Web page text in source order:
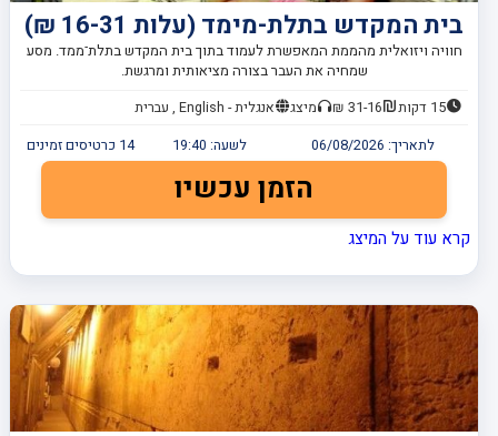
בית המקדש בתלת-מימד (עלות 16-31 ₪)
חוויה ויזואלית מהממת המאפשרת לעמוד בתוך בית המקדש בתלת־ממד. מסע
שמחיה את העבר בצורה מציאותית ומרגשת.
15 דקות 31-16 ₪ מיצג
אנגלית - English , עברית
לתאריך: 06/08/2026 לשעה: 19:40
14 כרטיסים זמינים
הזמן עכשיו
קרא עוד על המיצג